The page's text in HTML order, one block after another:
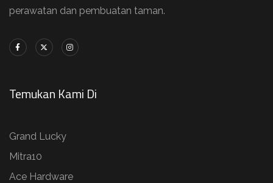
perawatan dan pembuatan taman.
Temukan Kami Di
Grand Lucky
Mitra10
Ace Hardware